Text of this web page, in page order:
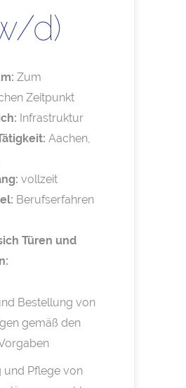
d)
Zum
Zeitpunkt
Infrastruktur
Aachen,
vollzeit
Berufserfahren
Türen und
Bestellung von
gemäß den
und Pflege von